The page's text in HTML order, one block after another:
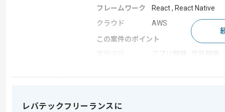
フレームワーク
React , React Native
クラウド
AWS
この案件のポイント
求めるスキル
レバテックフリーランスに